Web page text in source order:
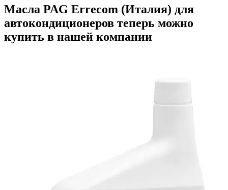
Масла PAG Errecom (Италия) для
автокондиционеров теперь можно
купить в нашей компании